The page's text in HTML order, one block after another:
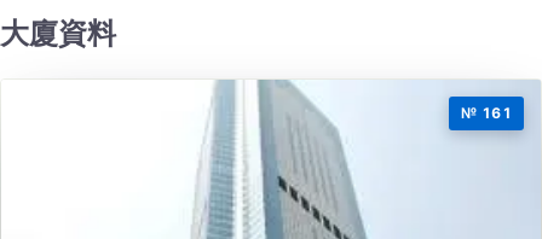
大廈資料
№ 161